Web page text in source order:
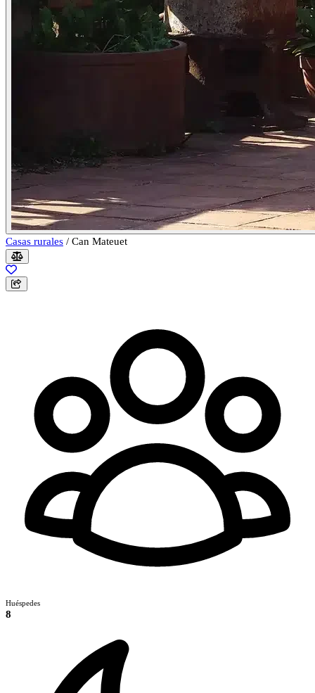
Casas rurales / Can Mateuet
Huéspedes
8